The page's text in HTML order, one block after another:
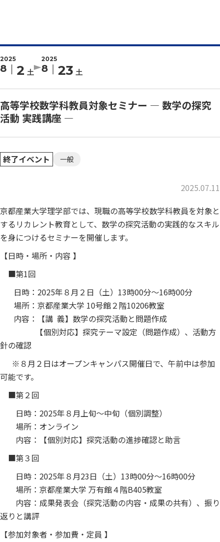
2025
8 2 土
2025
8 23 土
高等学校数学科教員対象セミナー ― 数学の探究
活動 実践講座 ―
終了イベント 一般
2025.07.11
京都産業大学理学部では、現職の高等学校数学科教員を対象と
するリカレント教育として、数学の探究活動の実践的なスキル
を身につけるセミナーを開催します。
【日時・場所・内容 】
■第1回
日時：2025年８月２日（土）13時00分～16時00分
場所：京都産業大学 10号館２階10206教室
内容：【講 義】数学の探究活動と問題作成
【個別対応】探究テーマ設定（問題作成）、活動方
針の確認
※８月２日はオープンキャンパス開催日で、午前中は参加
可能です。
■第２回
日時：2025年８月上旬～中旬（個別調整）
場所：オンライン
内容：【個別対応】探究活動の進捗確認と助言
■第３回
日時：2025年８月23日（土）13時00分～16時00分
場所：京都産業大学 万有館４階B405教室
内容：成果発表会（探究活動の内容・成果の共有）、振り
返りと講評
【参加対象者・参加費・定員 】